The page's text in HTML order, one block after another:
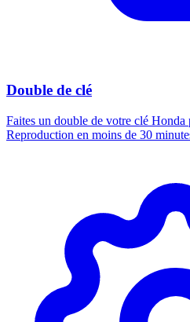
Double de clé
Faites un double de votre clé
Reproduction en moins de 30